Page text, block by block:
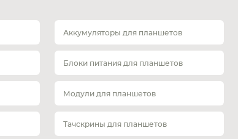
Аккумуляторы для планшетов
Блоки питания для планшетов
Модули для планшетов
Тачскрины для планшетов